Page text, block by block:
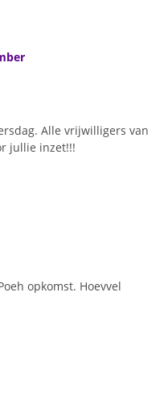
Alle vrijwilligers van
jullie inzet!!!
opkomst. Hoevvel